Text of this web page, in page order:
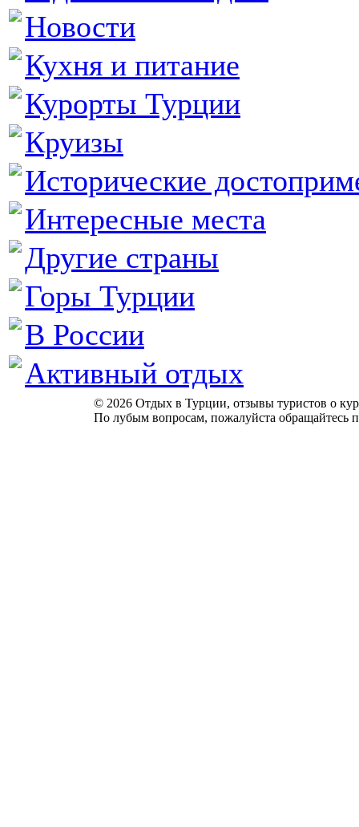
Новости
Кухня и питание
Курорты Турции
Круизы
Исторические
Интересные места
Другие страны
Горы Турции
В России
Активный отдых
© 2026 Отдых в Турции, отзывы туристов о
По лубым вопросам, пожалуйста обращайтесь